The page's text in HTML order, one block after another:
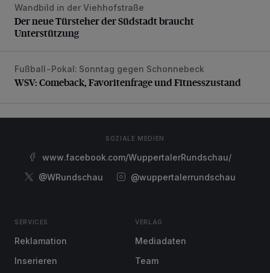
Der neue Türsteher der Südstadt braucht Unterstützung
Wandbild in der Viehhofstraße
Der neue Türsteher der Südstadt braucht
Unterstützung
WSV: Comeback, Favoritenfrage und Fitnesszustand
Fußball-Pokal: Sonntag gegen Schonnebeck
WSV: Comeback, Favoritenfrage und Fitnesszustand
SOZIALE MEDIEN
www.facebook.com/WuppertalerRundschau/
@WRundschau
@wuppertalerrundschau
SERVICES
Reklamation
Inserieren
VERLAG
Mediadaten
Team